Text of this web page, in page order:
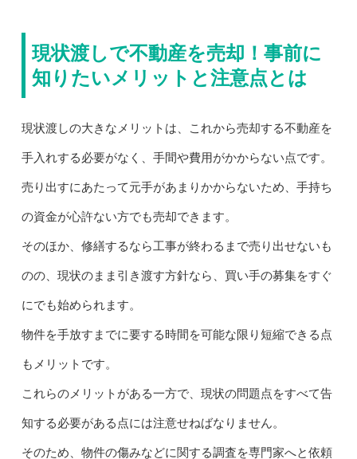
現状渡しで不動産を売却！事前に
知りたいメリットと注意点とは
現状渡しの大きなメリットは、これから売却する不動産を
手入れする必要がなく、手間や費用がかからない点です。
売り出すにあたって元手があまりかからないため、手持ち
の資金が心許ない方でも売却できます。
そのほか、修繕するなら工事が終わるまで売り出せないも
のの、現状のまま引き渡す方針なら、買い手の募集をすぐ
にでも始められます。
物件を手放すまでに要する時間を可能な限り短縮できる点
もメリットです。
これらのメリットがある一方で、現状の問題点をすべて告
知する必要がある点には注意せねばなりません。
そのため、物件の傷みなどに関する調査を専門家へと依頼